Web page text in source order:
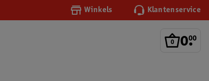
Winkels Klantenservice
0.
00